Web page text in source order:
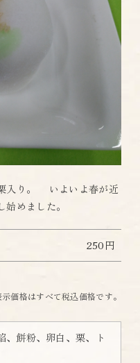
入り。 いよいよ春が近
めました。
250円
価格はすべて税込価格です。
、餅粉、卵白、栗、ト